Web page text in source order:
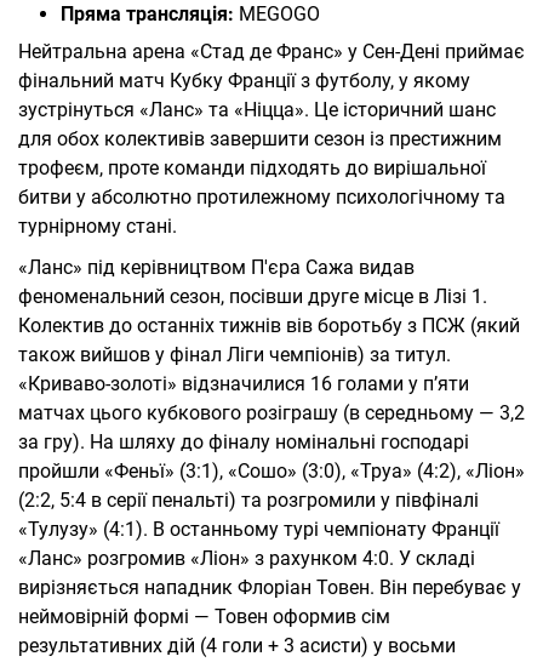
Пряма трансляція: MEGOGO
Нейтральна арена «Стад де Франс» у Сен-Дені приймає
фінальний матч Кубку Франції з футболу, у якому
зустрінуться «Ланс» та «Ніцца». Це історичний шанс
для обох колективів завершити сезон із престижним
трофеєм, проте команди підходять до вирішальної
битви у абсолютно протилежному психологічному та
турнірному стані.
«Ланс» під керівництвом П'єра Сажа видав
феноменальний сезон, посівши друге місце в Лізі 1.
Колектив до останніх тижнів вів боротьбу з ПСЖ (який
також вийшов у фінал Ліги чемпіонів) за титул.
«Криваво-золоті» відзначилися 16 голами у п’яти
матчах цього кубкового розіграшу (в середньому — 3,2
за гру). На шляху до фіналу номінальні господарі
пройшли «Феньї» (3:1), «Сошо» (3:0), «Труа» (4:2), «Ліон»
(2:2, 5:4 в серії пенальті) та розгромили у півфіналі
«Тулузу» (4:1). В останньому турі чемпіонату Франції
«Ланс» розгромив «Ліон» з рахунком 4:0. У складі
вирізняється нападник Флоріан Товен. Він перебуває у
неймовірній формі — Товен оформив сім
результативних дій (4 голи + 3 асисти) у восьми